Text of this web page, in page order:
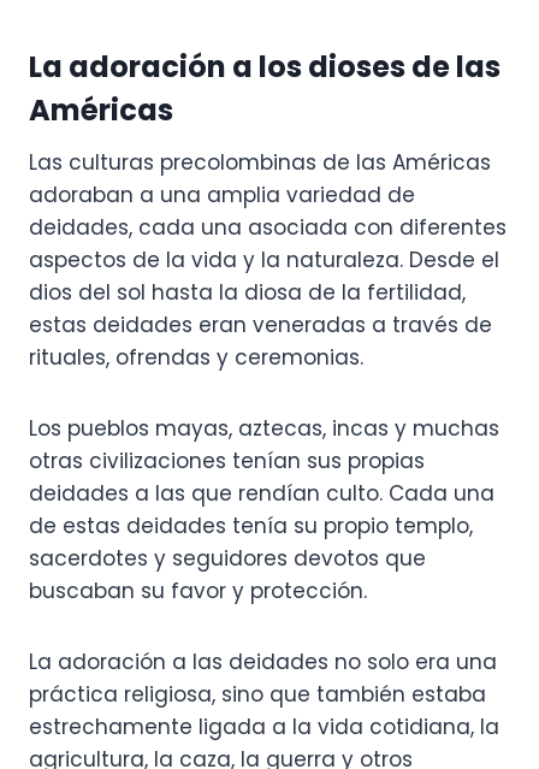
La adoración a los dioses de las
Américas
Las culturas precolombinas de las Américas
adoraban a una amplia variedad de
deidades, cada una asociada con diferentes
aspectos de la vida y la naturaleza. Desde el
dios del sol hasta la diosa de la fertilidad,
estas deidades eran veneradas a través de
rituales, ofrendas y ceremonias.
Los pueblos mayas, aztecas, incas y muchas
otras civilizaciones tenían sus propias
deidades a las que rendían culto. Cada una
de estas deidades tenía su propio templo,
sacerdotes y seguidores devotos que
buscaban su favor y protección.
La adoración a las deidades no solo era una
práctica religiosa, sino que también estaba
estrechamente ligada a la vida cotidiana, la
agricultura, la caza, la guerra y otros